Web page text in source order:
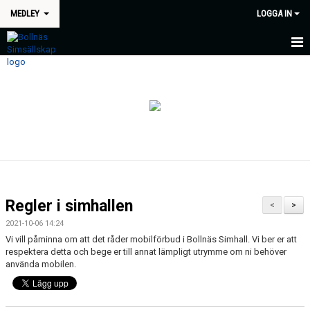
MEDLEY LOGGA IN
HEM
LÄGER
>
<
Regler i simhallen
2021-10-06 14:24
Vi vill påminna om att det råder mobilförbud i Bollnäs Simhall. Vi ber er att
respektera detta och bege er till annat lämpligt utrymme om ni behöver
använda mobilen.